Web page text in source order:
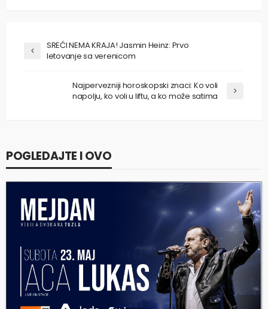
SREĆI NEMA KRAJA! Jasmin Heinz: Prvo
letovanje sa verenicom
Najpervezniji horoskopski znaci: Ko voli
napolju, ko voli u liftu, a ko može satima
POGLEDAJTE I OVO